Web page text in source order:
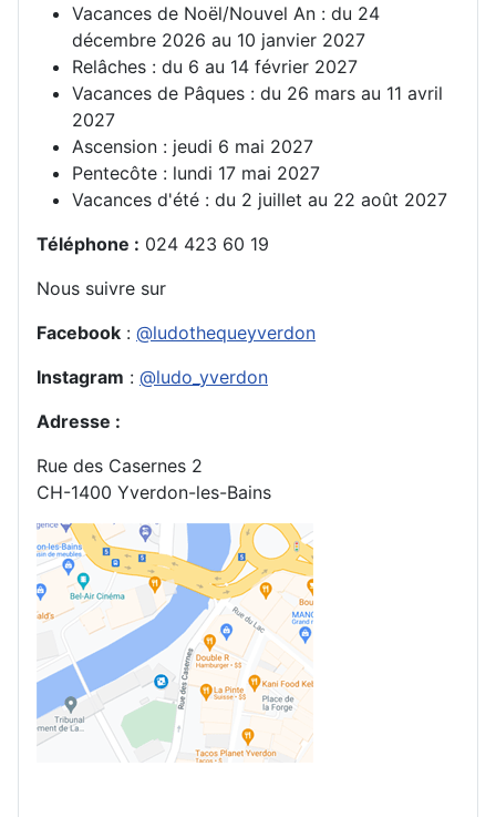
Vacances de Noël/Nouvel An : du 24
décembre 2026 au 10 janvier 2027
Relâches : du 6 au 14 février 2027
Vacances de Pâques : du 26 mars au 11 avril
2027
Ascension : jeudi 6 mai 2027
Pentecôte : lundi 17 mai 2027
Vacances d'été : du 2 juillet au 22 août 2027
Téléphone : 024 423 60 19
Nous suivre sur
Facebook : @ludothequeyverdon
Instagram : @ludo_yverdon
Adresse :
Rue des Casernes 2
CH-1400 Yverdon-les-Bains